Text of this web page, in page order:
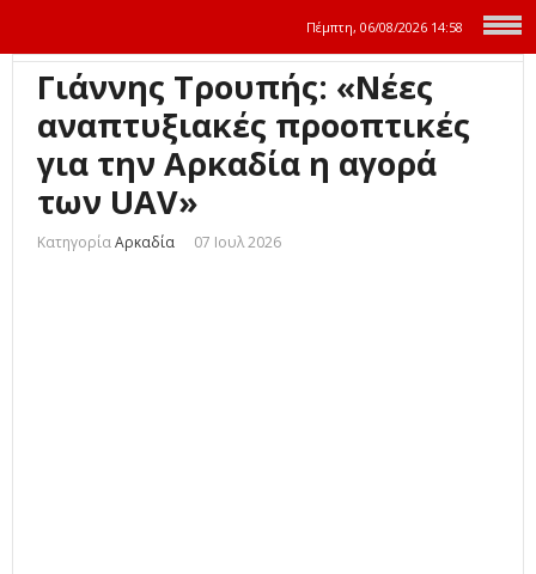
Πέμπτη, 06/08/2026 14:58
Γιάννης Τρουπής: «Νέες
αναπτυξιακές προοπτικές
για την Αρκαδία η αγορά
των UAV»
ΚατηγορίαΑρκαδία 07 Ιουλ 2026